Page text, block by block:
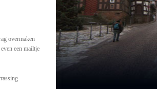
overmaken
een mailtje